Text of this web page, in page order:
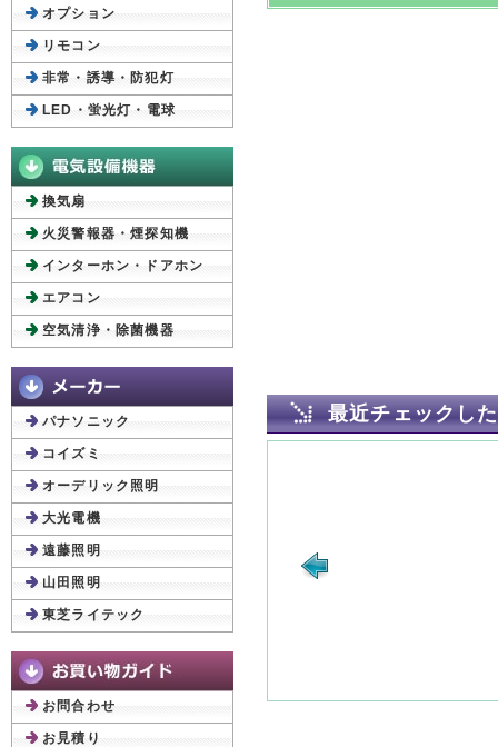
最近チェックし
オプション
リモコン
非常・誘導・防犯灯
LED・蛍光灯・電球
換気扇
火災警報器・煙探知機
インターホン・ドアホン
エアコン
空気清浄・除菌機器
パナソニック
コイズミ
オーデリック照明
大光電機
遠藤照明
山田照明
東芝ライテック
お問合わせ
お見積り